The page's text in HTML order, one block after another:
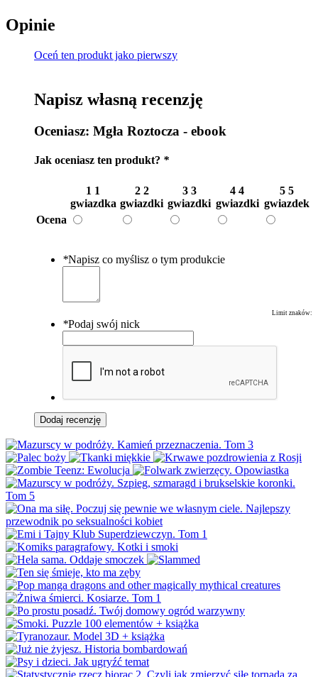
Opinie
Oceń ten produkt jako pierwszy
Napisz własną recenzję
Oceniasz: Mgła Roztocza - ebook
Jak oceniasz ten produkt? *
1 1
gwiazdka
2 2
gwiazdki
3 3
gwiazdki
4 4
gwiazdki
5 5
gwiazdek
Ocena
*Napisz co myślisz o tym produkcie
Limit znaków:
*Podaj swój nick
Dodaj recenzję